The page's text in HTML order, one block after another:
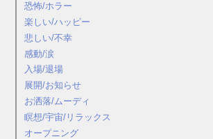
恐怖/ホラー
楽しい/ハッピー
悲しい/不幸
感動/涙
入場/退場
展開/お知らせ
お洒落/ムーディ
瞑想/宇宙/リラックス
オープニング